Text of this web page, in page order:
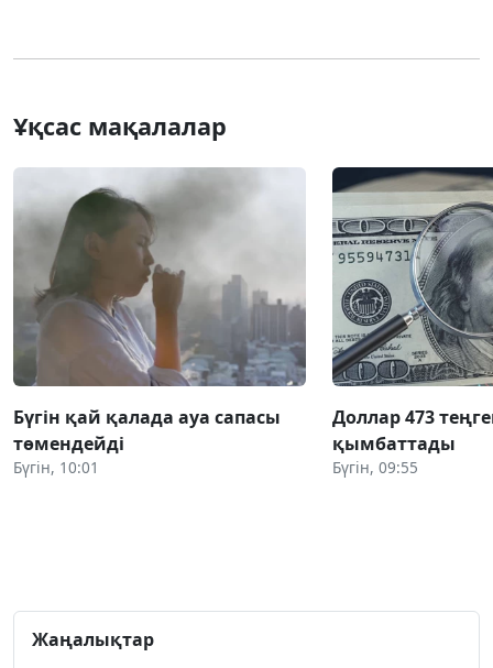
Ұқсас мақалалар
Бүгін қай қалада ауа сапасы
төмендейді
Бүгін, 10:01
Доллар 473
қымбаттады
Бүгін, 09:55
Жаңалықтар